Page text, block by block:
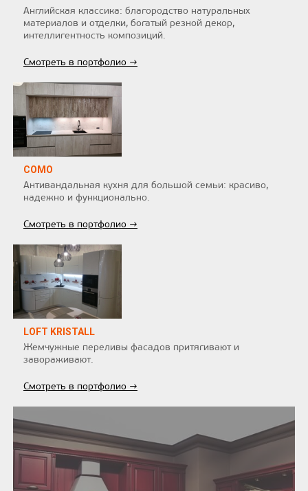
Английская классика: благородство натуральных
материалов и отделки, богатый резной декор,
интеллигентность композиций.
Смотреть в портфолио →
COMO
Антивандальная кухня для большой семьи: красиво,
надежно и функционально.
Смотреть в портфолио →
LOFT KRISTALL
Жемчужные переливы фасадов притягивают и
завораживают.
Смотреть в портфолио →